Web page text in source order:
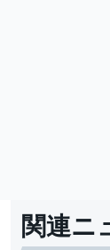
関連ニ